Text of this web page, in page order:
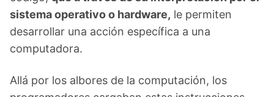
sistema operativo o hardware,
le permiten
desarrollar una acción específica a una
Allá por los albores de la computación, los
programadores cargaban estas instrucciones